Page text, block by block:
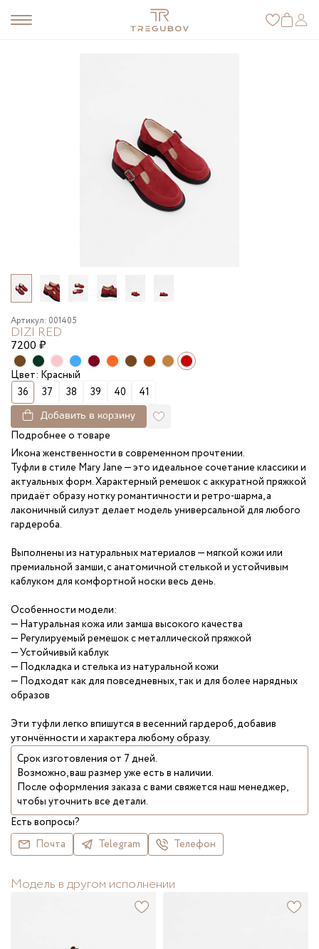
Артикул: 001405
DIZI RED
7200 ₽
Цвет: Красный
36
37 38 39 40 41
Добавить в корзину
Подробнее о товаре
Икона женственности в современном прочтении.
Туфли в стиле Mary Jane — это идеальное сочетание классики и
актуальных форм. Характерный ремешок с аккуратной пряжкой
придаёт образу нотку романтичности и ретро-шарма, а
лаконичный силуэт делает модель универсальной для любого
гардероба.
Выполнены из натуральных материалов — мягкой кожи или
премиальной замши, с анатомичной стелькой и устойчивым
каблуком для комфортной носки весь день.
Особенности модели:
— Натуральная кожа или замша высокого качества
— Регулируемый ремешок с металлической пряжкой
— Устойчивый каблук
— Подкладка и стелька из натуральной кожи
— Подходят как для повседневных, так и для более нарядных
образов
Эти туфли легко впишутся в весенний гардероб, добавив
утончённости и характера любому образу.
Срок изготовления от 7 дней.
Возможно, ваш размер уже есть в наличии.
После оформления заказа с вами свяжется наш менеджер,
чтобы уточнить все детали.
Есть вопросы?
Почта
Telegram Телефон
Модель в другом исполнении